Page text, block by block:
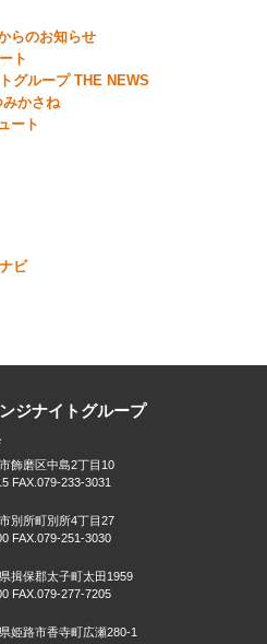
らのお知らせ
ト
グループ THE NEWS
かさね
ート
ビ
ジナイトグループ
飾磨区中島2丁目10
FAX.079-233-3031
別所町別所4丁目27
FAX.079-251-3030
揖保郡太子町太田1959
FAX.079-277-7205
姫路市香寺町広瀬280-1